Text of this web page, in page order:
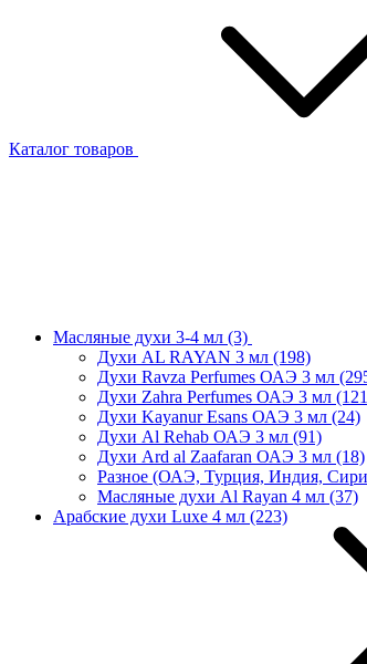
Каталог товаров
Масляные духи 3-4 мл (3)
Духи AL RAYAN 3 мл (198)
Духи Ravza Perfumes ОАЭ 3 мл
Духи Zahra Perfumes ОАЭ 3 мл
Духи Kayanur Esans ОАЭ 3 мл (24)
Духи Al Rehab ОАЭ 3 мл (91)
Духи Ard al Zaafaran ОАЭ 3 мл (18)
Разное (ОАЭ, Турция, Индия,
Масляные духи Al Rayan 4 мл (37)
Арабские духи Luxe 4 мл (223)